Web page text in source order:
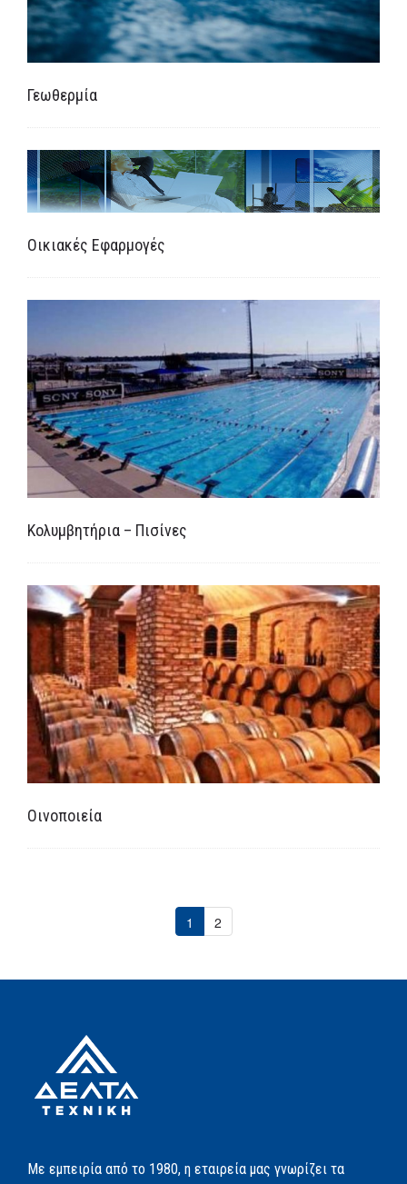
Γεωθερμία
Οικιακές Εφαρμογές
Κολυμβητήρια – Πισίνες
Οινοποιεία
1 2
Με εμπειρία από το 1980, η εταιρεία μας γνωρίζει τα